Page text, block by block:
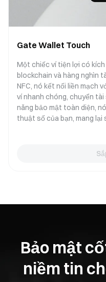
Gate Wallet Touch
Một chiếc ví tiện lợi có
blockchain và hàng nghìn
NFC, nó kết nối liền mạch
ví nhanh chóng, chuyển
năng bảo mật toàn diện,
thuật số của bạn, mang lại
Bảo mật
niềm tin